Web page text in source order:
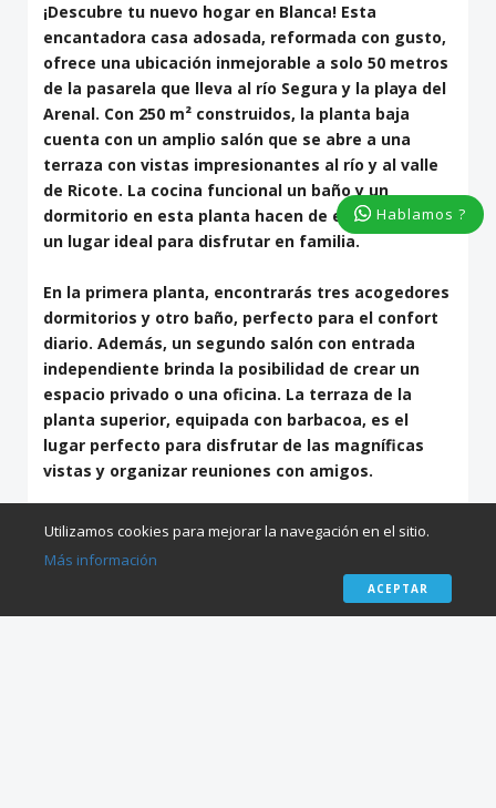
¡Descubre tu nuevo hogar en Blanca! Esta
encantadora casa adosada, reformada con gusto,
ofrece una ubicación inmejorable a solo 50 metros
de la pasarela que lleva al río Segura y la playa del
Arenal. Con 250 m² construidos, la planta baja
cuenta con un amplio salón que se abre a una
terraza con vistas impresionantes al río y al valle
de Ricote. La cocina funcional un baño y un
dormitorio en esta planta hacen de este espacio
un lugar ideal para disfrutar en familia.
En la primera planta, encontrarás tres acogedores
dormitorios y otro baño, perfecto para el confort
diario. Además, un segundo salón con entrada
independiente brinda la posibilidad de crear un
espacio privado o una oficina. La terraza de la
planta superior, equipada con barbacoa, es el
lugar perfecto para disfrutar de las magníficas
vistas y organizar reuniones con amigos.
La casa también incluye un trastero y un sótano
un apartamento o despacho. Con calefacción
eléctrica y armarios empotrados, este hogar
Utilizamos cookies para mejorar la navegación en el sitio.
Más información
ACEPTAR
Hablamos ?